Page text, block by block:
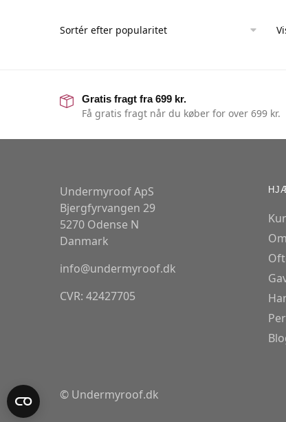
Gratis fragt fra 699 kr.
Få gratis fragt når du køber for over 699 kr.
Undermyroof ApS
Bjergfyrvangen 29
5270 Odense N
Danmark
info@undermyroof.dk
CVR: 42427705
© Undermyroof.dk